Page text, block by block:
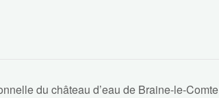
du château d’eau de Braine-le-Comte